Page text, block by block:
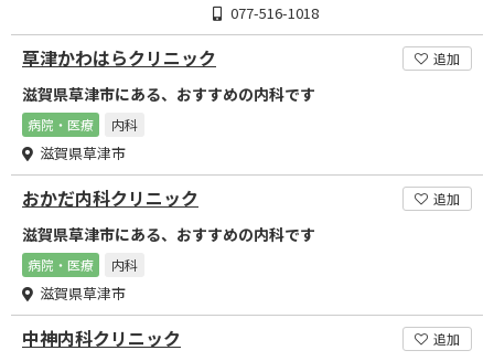
077-516-1018
草津かわはらクリニック 追加
滋賀県草津市にある、おすすめの内科です
病院・医療 内科
滋賀県草津市
おかだ内科クリニック 追加
滋賀県草津市にある、おすすめの内科です
病院・医療 内科
滋賀県草津市
中神内科クリニック 追加